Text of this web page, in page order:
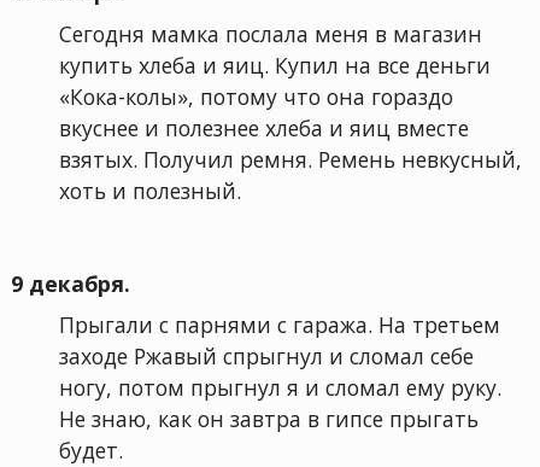
Сегодня мамка послала меня в магазин
купить хлеба и яиц. Купил на все деньги
«Кока-колы», потому что она гораздо
вкуснее и полезнее хлеба и яиц вместе
взятых. Получил ремня. Ремень невкусный,
хоть и полезный.
9 декабря.
Прыгали с парнями с гаража. На третьем
заходе Ржавый спрыгнул и сломал себе
ногу, потом прыгнул я и сломал ему руку.
Не знаю, как он завтра в гипсе прыгать
будет.